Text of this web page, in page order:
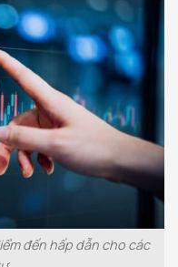
đến hấp dẫn cho các